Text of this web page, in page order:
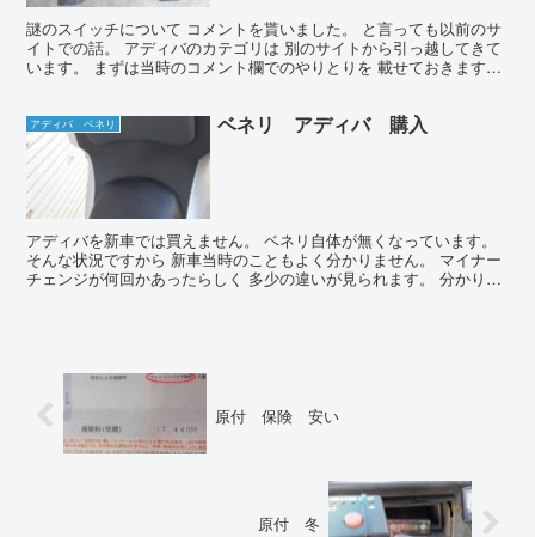
謎のスイッチについて コメントを貰いました。 と言っても以前のサ
イトでの話。 アディバのカテゴリは 別のサイトから引っ越してきて
います。 まずは当時のコメント欄でのやりとりを 載せておきます。
アディバ ベネリ ベネリ アディバ 購入
アディバを新車では買えません。 ベネリ自体が無くなっています。
そんな状況ですから 新車当時のこともよく分かりません。 マイナー
チェンジが何回かあったらしく 多少の違いが見られます。 分かりや
原付 保険 安い
原付 冬